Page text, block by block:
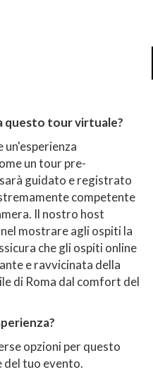
questo tour virtuale?
un'esperienza
un tour pre-
guidato e registrato
competente
Il nostro host
mostrare agli ospiti la
che gli ospiti online
e ravvicinata della
di Roma dal comfort del
opzioni per questo
del tuo evento.